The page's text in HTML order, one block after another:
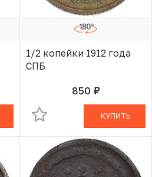
1/2 копейки 1912 года
СПБ
850 руб.В КОРЗИНЕ
КУПИТЬ